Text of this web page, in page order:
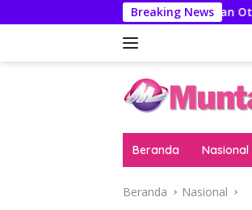
ke
Breaking News
Aditya: Literatur Itu Minuman Otak
Beranda Nasional
Beranda Nasional